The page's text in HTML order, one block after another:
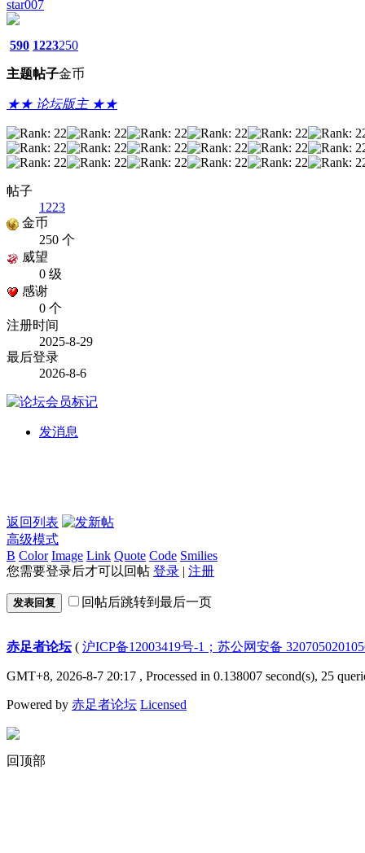
star007
590
主题
1223
帖子
250
金币
★★ 论坛版主 ★★
帖子
1223
金币
250 个
威望
0 级
感谢
0 个
注册时间
2025-8-29
最后登录
2026-8-6
发消息
返回列表
高级模式
B Color Image Link Quote Code Smilies
您需要登录后才可以回帖 登录 | 注册
发表回复 回帖后跳转到最后一页
赤足者论坛( 沪ICP备12003419号-1；苏公网安备
GMT+8, 2026-8-7 20:17 , Processed in 0.138007 second(s), 25
Powered by 赤足者论坛 Licensed
回顶部